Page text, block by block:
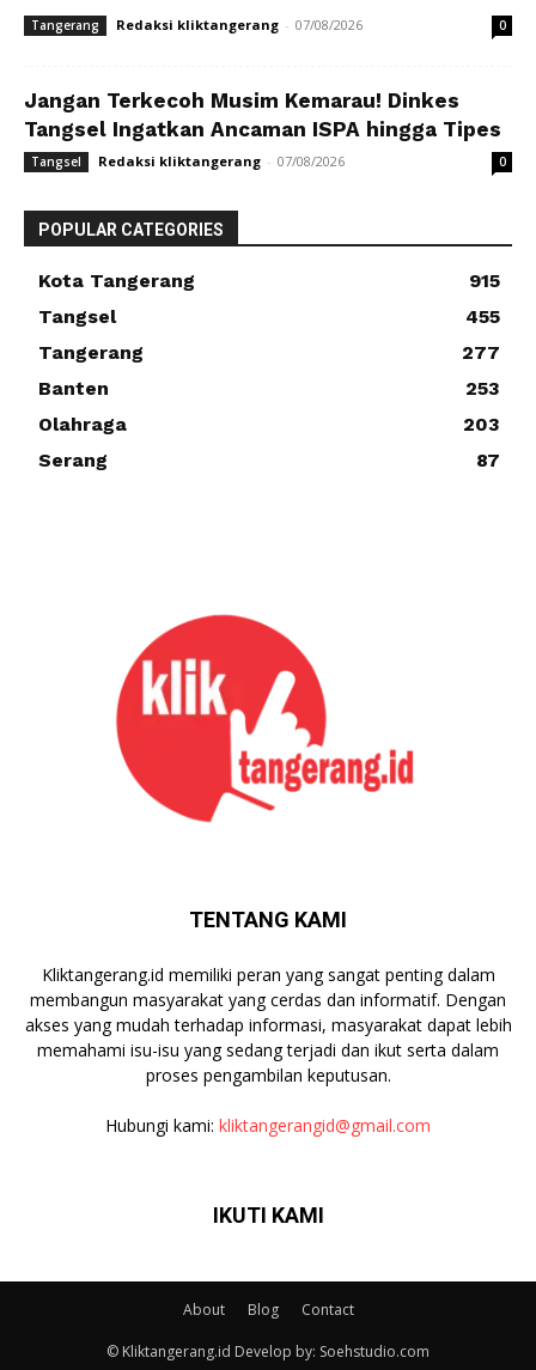
Tangerang Redaksi kliktangerang - 07/08/2026 0
Jangan Terkecoh Musim Kemarau! Dinkes
Tangsel Ingatkan Ancaman ISPA hingga Tipes
Tangsel Redaksi kliktangerang - 07/08/2026 0
POPULAR CATEGORIES
Kota Tangerang
915
Tangsel
455
Tangerang
277
Banten
253
Olahraga
203
Serang
87
TENTANG KAMI
Kliktangerang.id memiliki peran yang sangat penting dalam
membangun masyarakat yang cerdas dan informatif. Dengan
akses yang mudah terhadap informasi, masyarakat dapat lebih
memahami isu-isu yang sedang terjadi dan ikut serta dalam
proses pengambilan keputusan.
Hubungi kami: kliktangerangid@gmail.com
IKUTI KAMI
About Blog Contact
© Kliktangerang.id Develop by: Soehstudio.com